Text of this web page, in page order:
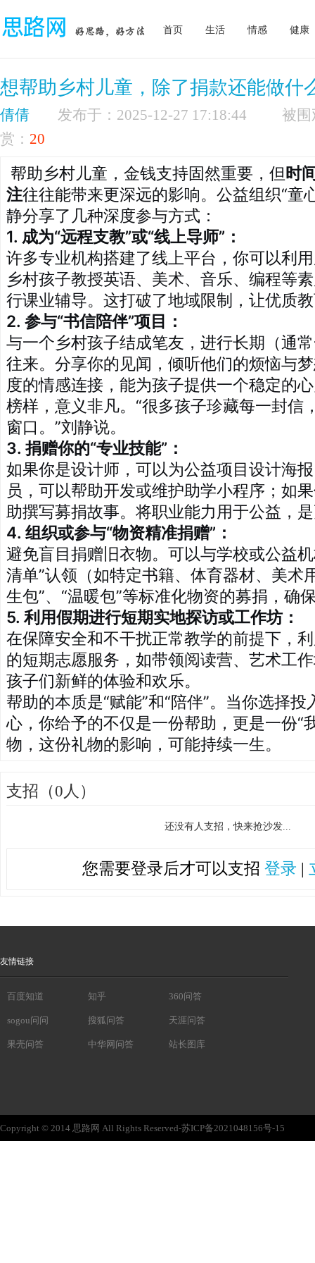
首页 生活 情感 健康
想帮助乡村儿童，除了捐款还能做什
倩倩 发布于：2025-12-27 17:18:44
赏： 20
帮助乡村儿童，金钱支持固然重要，但时
注往往能带来更深远的影响。公益组织“童
静分享了几种深度参与方式：
1. 成为“远程支教”或“线上导师”：
许多专业机构搭建了线上平台，你可以利
乡村孩子教授英语、美术、音乐、编程等
行课业辅导。这打破了地域限制，让优质
2. 参与“书信陪伴”项目：
与一个乡村孩子结成笔友，进行长期（通
往来。分享你的见闻，倾听他们的烦恼与
度的情感连接，能为孩子提供一个稳定的
榜样，意义非凡。“很多孩子珍藏每一封信
窗口。”刘静说。
3. 捐赠你的“专业技能”：
如果你是设计师，可以为公益项目设计海
员，可以帮助开发或维护助学小程序；如
助撰写募捐故事。将职业能力用于公益，
4. 组织或参与“物资精准捐赠”：
避免盲目捐赠旧衣物。可以与学校或公益
清单”认领（如特定书籍、体育器材、美术
生包”、“温暖包”等标准化物资的募捐，确
5. 利用假期进行短期实地探访或工作坊：
在保障安全和不干扰正常教学的前提下，
的短期志愿服务，如带领阅读营、艺术工
孩子们新鲜的体验和欢乐。
帮助的本质是“赋能”和“陪伴”。当你选择
心，你给予的不仅是一份帮助，更是一份“
物，这份礼物的影响，可能持续一生。
支招（0人）
还没有人支招，快来抢沙发...
您需要登录后才可以支招 登录 |
友情链接
百度知道 知乎 360问答
sogou问问 搜狐问答 天涯问答
果壳问答 中华网问答 站长图库
Copyright © 2014 思路网 All Rights Reserved-苏ICP备2021048156号-15